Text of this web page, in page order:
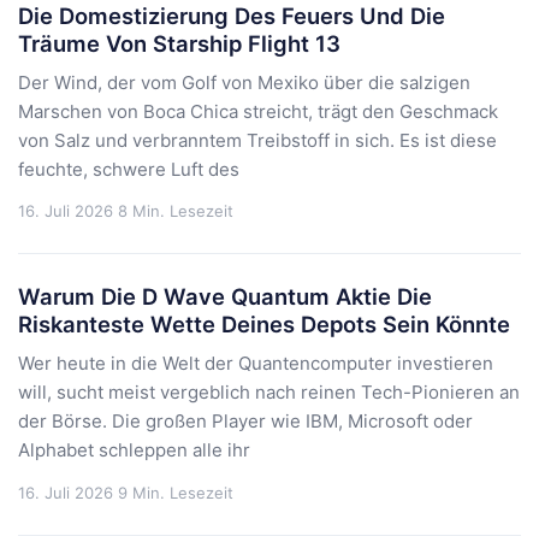
Die Domestizierung Des Feuers Und Die
Träume Von Starship Flight 13
Der Wind, der vom Golf von Mexiko über die salzigen
Marschen von Boca Chica streicht, trägt den Geschmack
von Salz und verbranntem Treibstoff in sich. Es ist diese
feuchte, schwere Luft des
16. Juli 2026 8 Min. Lesezeit
Warum Die D Wave Quantum Aktie Die
Riskanteste Wette Deines Depots Sein Könnte
Wer heute in die Welt der Quantencomputer investieren
will, sucht meist vergeblich nach reinen Tech-Pionieren an
der Börse. Die großen Player wie IBM, Microsoft oder
Alphabet schleppen alle ihr
16. Juli 2026 9 Min. Lesezeit